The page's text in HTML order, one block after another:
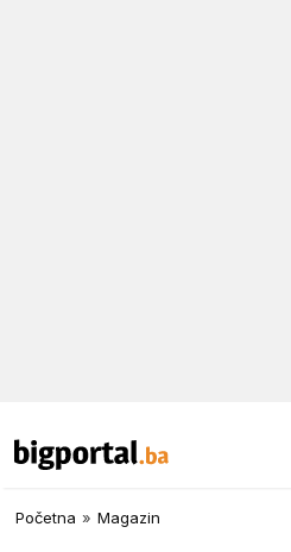
Početna » Magazin